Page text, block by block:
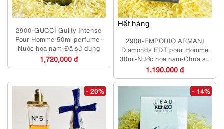
2900-GUCCI Guilty Intense
Pour Homme 50ml perfume-
Nước hoa nam-Đã sử dụng
1,720,000 đ
Hết hàng
2908-EMPORIO ARMANI
Diamonds EDT pour Homme
30ml-Nước hoa nam-Chưa sử
dụng
1,190,000 đ
- 20% - 14%